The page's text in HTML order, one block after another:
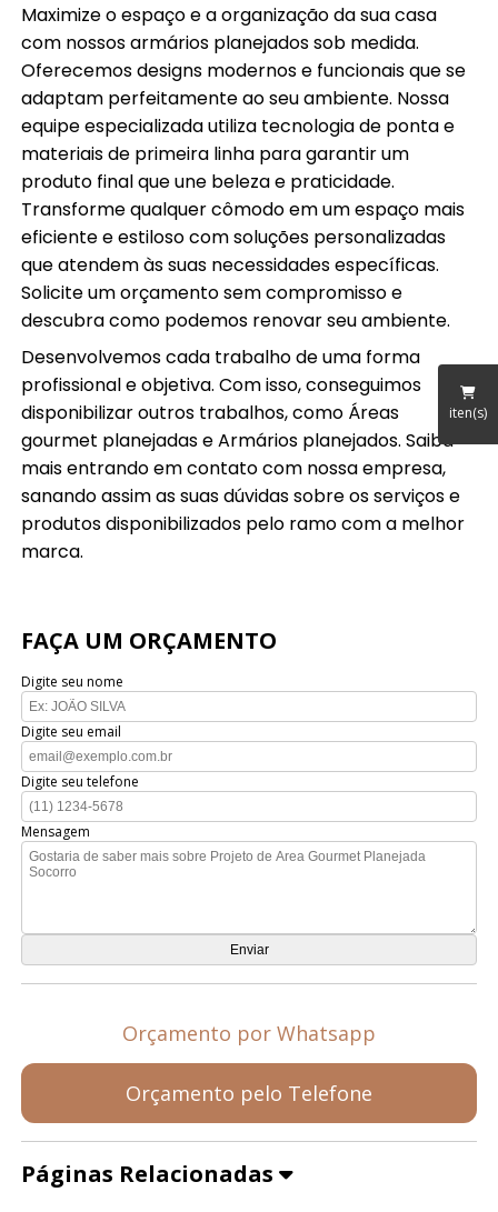
iten(s)
Maximize o espaço e a organização da sua casa
com nossos armários planejados sob medida.
Oferecemos designs modernos e funcionais que se
adaptam perfeitamente ao seu ambiente. Nossa
equipe especializada utiliza tecnologia de ponta e
materiais de primeira linha para garantir um
produto final que une beleza e praticidade.
Transforme qualquer cômodo em um espaço mais
eficiente e estiloso com soluções personalizadas
que atendem às suas necessidades específicas.
Solicite um orçamento sem compromisso e
descubra como podemos renovar seu ambiente.
Desenvolvemos cada trabalho de uma forma
profissional e objetiva. Com isso, conseguimos
disponibilizar outros trabalhos, como Áreas
gourmet planejadas e Armários planejados. Saiba
mais entrando em contato com nossa empresa,
sanando assim as suas dúvidas sobre os serviços e
produtos disponibilizados pelo ramo com a melhor
marca.
FAÇA UM ORÇAMENTO
Digite seu nome
Digite seu email
Digite seu telefone
Mensagem
Orçamento por Whatsapp
Orçamento pelo Telefone
Páginas Relacionadas